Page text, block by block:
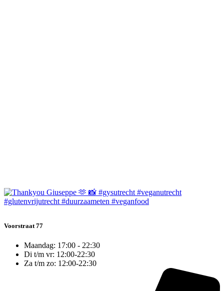
Voorstraat 77
Maandag: 17:00 - 22:30
Di t/m vr: 12:00-22:30
Za t/m zo: 12:00-22:30